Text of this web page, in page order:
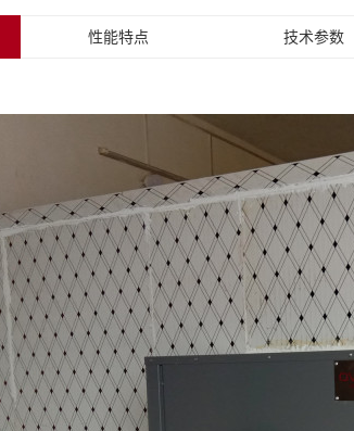
性能特点 技术参数